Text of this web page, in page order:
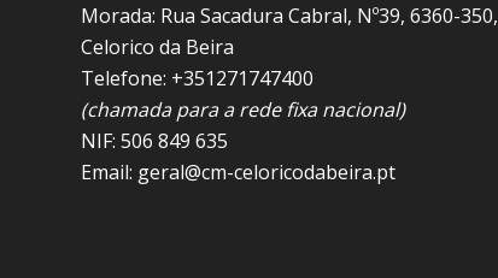
Morada: Rua Sacadura Cabral, Nº39, 6360-350,
Celorico da Beira
Telefone: +351271747400
(chamada para a rede fixa nacional)
NIF: 506 849 635
Email: geral@cm-celoricodabeira.pt